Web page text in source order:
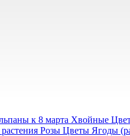
к 8 марта Хвойные
Розы Цветы Ягоды